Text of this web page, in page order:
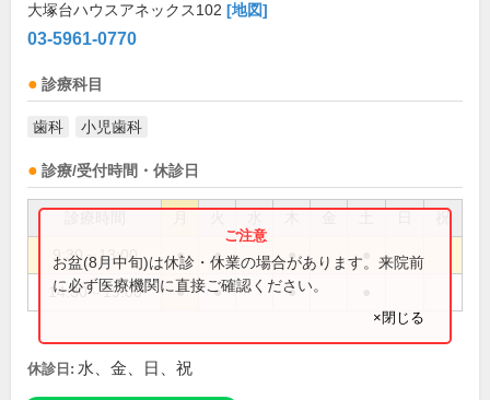
大塚台ハウスアネックス102 [地図]
03-5961-0770
診療科目
歯科 小児歯科
診療/受付時間・休診日
祝
9:30～13:00 ● ● ●
14:30～19:00 ● ● ●
お盆(8月中旬)は休診・休業の場合があります。来院前
に必ず医療機関に直接ご確認ください。
×閉じる
休診日: 水、金、日、祝